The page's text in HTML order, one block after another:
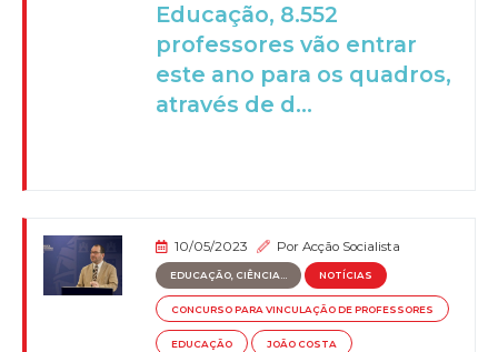
Educação, 8.552
professores vão entrar
este ano para os quadros,
através de d...
10/05/2023 PorAcção Socialista
EDUCAÇÃO, CIÊNCIA... NOTÍCIAS
CONCURSO PARA VINCULAÇÃO DE PROFESSORES
EDUCAÇÃO JOÃO COSTA